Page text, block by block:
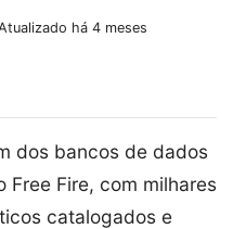
há 4 meses
dos bancos de dados
Fire, com milhares
catalogados e